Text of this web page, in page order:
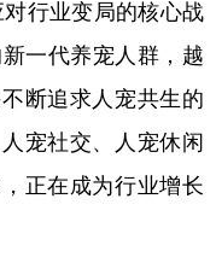
对行业变局的核心战
一代养宠人群，越
断追求人宠共生的
宠社交、人宠休闲
正在成为行业增长